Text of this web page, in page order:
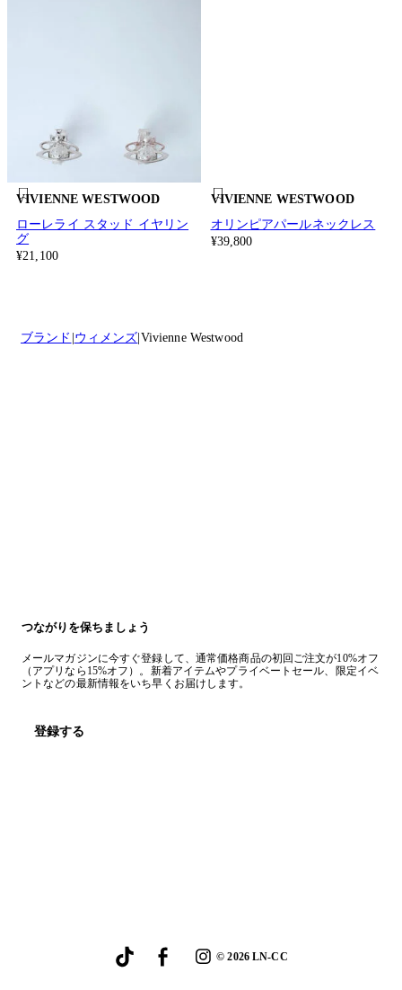
VIVIENNE WESTWOOD
ローレライ スタッド イヤリン
グ
¥21,100
VIVIENNE WESTWOOD
オリンピアパールネックレス
¥39,800
ブランド ウィメンズ Vivienne Westwood
つながりを保ちましょう
メールマガジンに今すぐ登録して、通常価格商品の初回ご注文が10%オフ
（アプリなら15%オフ）。新着アイテムやプライベートセール、限定イベ
ントなどの最新情報をいち早くお届けします。
登録する
©2026LN-CC